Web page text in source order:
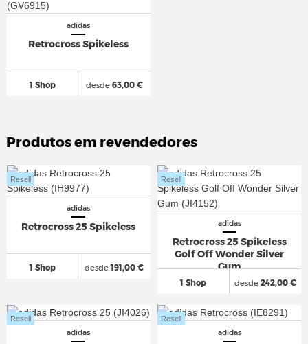
adidas
Retrocross Spikeless
1 Shop desde63,00 €
Produtos em revendedores
adidas
Retrocross 25 Spikeless
1 Shop
Resell
desde191,00 €
adidas
Retrocross 25 Spikeless
Golf Off Wonder Silver
Gum
1 Shop
Resell
desde242,00 €
adidas
Resell
adidas
Resell